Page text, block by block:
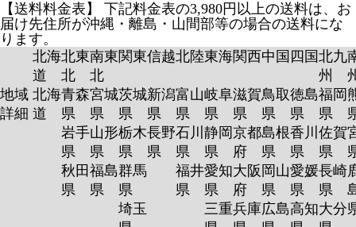
【送料料金表】
下記料金表の3,980円以上の送料は、お
届け先住所が沖縄・離島・山間部等の場合の送料にな
ります。
北海
道
北東
北
南東
北
関東信越北陸東海関西中国 四国北九
州
地域
詳細
北海
道
青森
県
岩手
県
秋田
県
宮城
県
山形
県
福島
県
茨城
県
栃木
県
群馬
県
埼玉
新潟
県
長野
県
富山
県
石川
県
福井
県
岐阜
県
静岡
県
愛知
県
三重
滋賀
県
京都
府
大阪
府
兵庫
鳥取
県
島根
県
岡山
県
広島
徳島
県
香川
県
愛媛
県
高知
福岡
県
佐賀
県
長崎
県
大分